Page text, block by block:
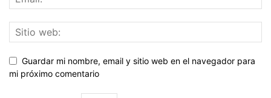
Guardar mi nombre, email y sitio web en el navegador para
mi próximo comentario